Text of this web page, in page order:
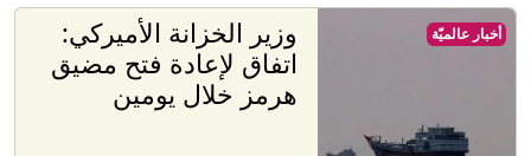
وزير الخزانة الأميركي:
اتفاق لإعادة فتح مضيق
هرمز خلال يومين
أخبار عالميّة